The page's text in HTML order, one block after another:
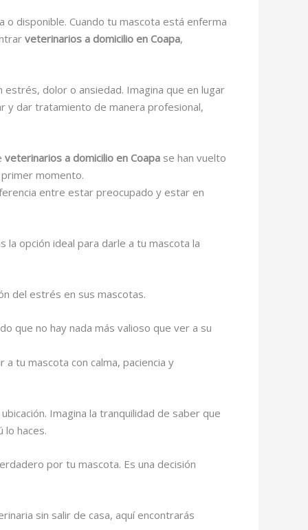
o disponible. Cuando tu mascota está enferma
veterinarios a domicilio en Coapa,
dolor o ansiedad. Imagina que en lugar
y dar tratamiento de manera profesional,
veterinarios a domicilio en Coapa se han vuelto
momento.
entre estar preocupado y estar en
la opción ideal para darle a tu mascota la
del estrés en sus mascotas.
que no hay nada más valioso que ver a su
tu mascota con calma, paciencia y
Imagina la tranquilidad de saber que
lo haces.
por tu mascota. Es una decisión
sin salir de casa, aquí encontrarás